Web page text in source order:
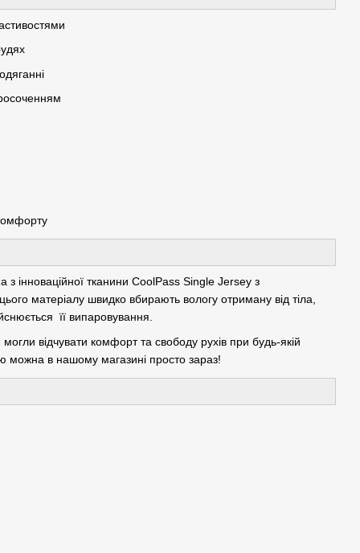
інноваційної тканини CoolPass Single Jersey з
матеріалу швидко вбирають вологу отриману від тіла,
її випаровування.
відчувати комфорт та свободу рухів при будь-якій
можна в нашому магазині просто зараз!